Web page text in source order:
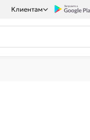
Клиентам